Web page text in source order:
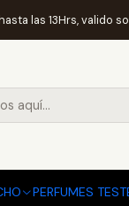
PERFUMES
las 13Hrs, valido
Cómo